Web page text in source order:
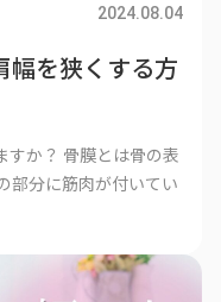
2024.08.04
幅を狭くする方
すか？ 骨膜とは骨の表
部分に筋肉が付いてい